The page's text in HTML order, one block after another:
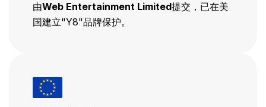
由Web Entertainment Limited提交，已在美
国建立"Y8"品牌保护。